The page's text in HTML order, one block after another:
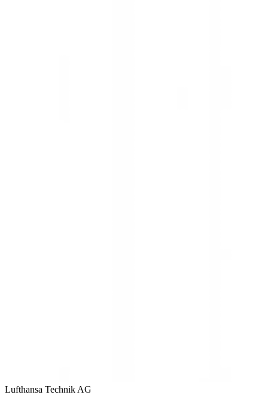
Lufthansa Technik AG